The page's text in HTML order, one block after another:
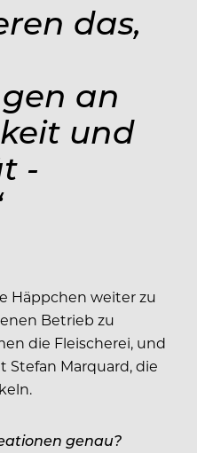
das,
an
und
Häppchen weiter zu
Betrieb zu
die Fleischerei, und
Stefan Marquard, die
genau?